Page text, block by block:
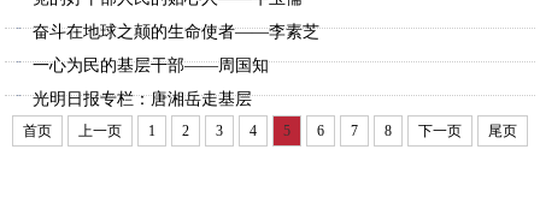
奋斗在地球之颠的生命使者——李素芝
一心为民的基层干部——周国知
光明日报专栏：唐湘岳走基层
首页 上一页 1 2 3 4 5 6 7 8 下一页 尾页